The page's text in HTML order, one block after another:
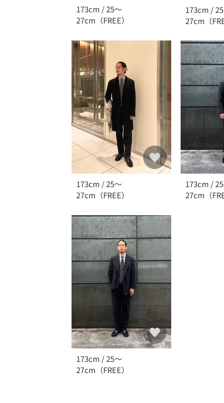
173cm / 25～
27cm（FREE）
173cm /
27cm（
173cm / 25～
27cm（FREE）
173cm /
27cm（
173cm / 25～
27cm（FREE）